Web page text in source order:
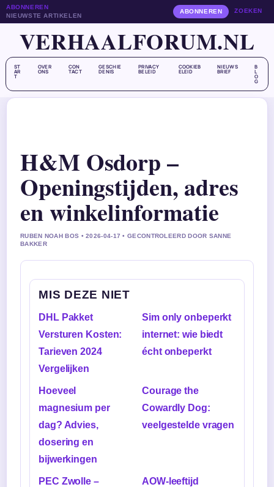
ABONNEREN
NIEUWSTE ARTIKELEN
ABONNEREN ZOEKEN
VERHAALFORUM.NL
ST
AR
T
OVER
ONS
CON
TACT
GESCHIE
DENIS
PRIVACY
BELEID
COOKIEB
ELEID
NIEUWS
BRIEF
B
L
O
G
H&M Osdorp –
Openingstijden, adres
en winkelinformatie
RUBEN NOAH BOS • 2026-04-17 • GECONTROLEERD DOOR SANNE
BAKKER
MIS DEZE NIET
DHL Pakket
Versturen Kosten:
Tarieven 2024
Vergelijken
Sim only onbeperkt
internet: wie biedt
écht onbeperkt
Hoeveel
magnesium per
dag? Advies,
dosering en
bijwerkingen
Courage the
Cowardly Dog:
veelgestelde vragen
PEC Zwolle –
AOW-leeftijd